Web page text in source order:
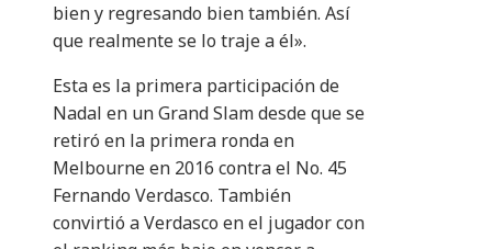
bien y regresando bien también. Así
que realmente se lo traje a él».
Esta es la primera participación de
Nadal en un Grand Slam desde que se
retiró en la primera ronda en
Melbourne en 2016 contra el No. 45
Fernando Verdasco. También
convirtió a Verdasco en el jugador con